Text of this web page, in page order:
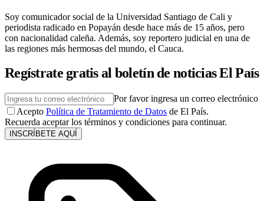
Soy comunicador social de la Universidad Santiago de Cali y
periodista radicado en Popayán desde hace más de 15 años, pero
con nacionalidad caleña. Además, soy reportero judicial en una de
las regiones más hermosas del mundo, el Cauca.
Regístrate gratis al boletín de noticias El País
Por favor ingresa un correo electrónico
Acepto Política de Tratamiento de Datos de El País.
Recuerda aceptar los términos y condiciones para continuar.
INSCRÍBETE AQUÍ